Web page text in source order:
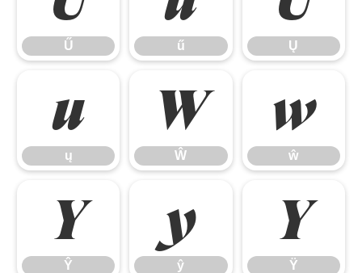
Ű ű Ų
ų
ų
Ŵ
Ŵ
ŵ
ŵ
Ŷ
Ŷ
ŷ
ŷ
Ÿ
Ÿ